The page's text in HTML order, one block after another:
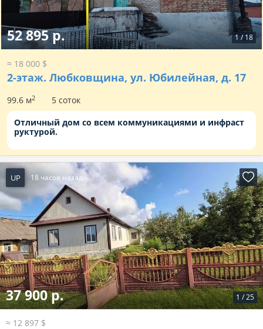
1 / 18
52 895 р.
≈ 18 000 $
2-этаж. Любковщина, ул. Юбилейная, д. 17
99.6 м2
5 соток
Отличный дом со всем коммуникациями и инфраст
руктурой.
UP 18 часов назад
1 /25
37 900 р.
≈ 12 897 $